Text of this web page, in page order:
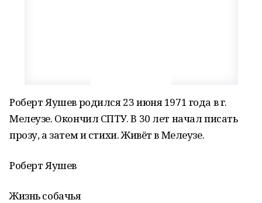
Роберт Яушев родился 23 июня 1971 года в г.
Мелеузе. Окончил СПТУ. В 30 лет начал писать
прозу, а затем и стихи. Живёт в Мелеузе.
Роберт Яушев
Жизнь собачья